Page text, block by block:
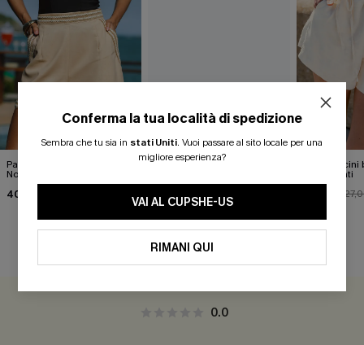
Pantaloncini beige White
Noise
40,00 €
Pantaloncini kaki stile retrò
31,00 €
Pantaloncini
rinfrescanti
RECENSIONI DEI CLIENTI
0.0
Conferma la tua località di spedizione
Sembra che tu sia in stati Uniti. Vuoi passare al sito locale per una
migliore esperienza?
VAI AL CUPSHE-US
RIMANI QUI